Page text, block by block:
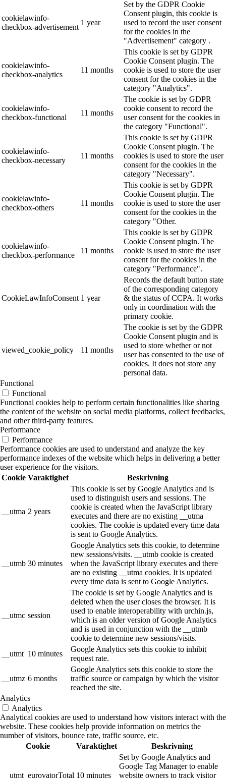
cookielawinfo-
checkbox-advertisement
1 year
Set by the GDPR Cookie
Consent plugin, this cookie is
used to record the user consent
for the cookies in the
"Advertisement" category .
cookielawinfo-
checkbox-analytics
11 months
This cookie is set by GDPR
Cookie Consent plugin. The
cookie is used to store the user
consent for the cookies in the
category "Analytics".
cookielawinfo-
checkbox-functional
11 months
The cookie is set by GDPR
cookie consent to record the
user consent for the cookies in
the category "Functional".
cookielawinfo-
checkbox-necessary
11 months
This cookie is set by GDPR
Cookie Consent plugin. The
cookies is used to store the user
consent for the cookies in the
category "Necessary".
cookielawinfo-
checkbox-others
11 months
This cookie is set by GDPR
Cookie Consent plugin. The
cookie is used to store the user
consent for the cookies in the
category "Other.
cookielawinfo-
checkbox-performance
11 months
This cookie is set by GDPR
Cookie Consent plugin. The
cookie is used to store the user
consent for the cookies in the
category "Performance".
CookieLawInfoConsent 1 year
Records the default button state
of the corresponding category
& the status of CCPA. It works
only in coordination with the
primary cookie.
viewed_cookie_policy 11 months
The cookie is set by the GDPR
Cookie Consent plugin and is
used to store whether or not
user has consented to the use of
cookies. It does not store any
personal data.
Functional
Functional
Functional cookies help to perform certain functionalities like sharing
the content of the website on social media platforms, collect feedbacks,
and other third-party features.
Performance
Performance
Performance cookies are used to understand and analyze the key
performance indexes of the website which helps in delivering a better
user experience for the visitors.
Cookie Varaktighet Beskrivning
__utma 2 years
This cookie is set by Google Analytics and is
used to distinguish users and sessions. The
cookie is created when the JavaScript library
executes and there are no existing __utma
cookies. The cookie is updated every time data
is sent to Google Analytics.
__utmb 30 minutes
Google Analytics sets this cookie, to determine
new sessions/visits. __utmb cookie is created
when the JavaScript library executes and there
are no existing __utma cookies. It is updated
every time data is sent to Google Analytics.
__utmc session
The cookie is set by Google Analytics and is
deleted when the user closes the browser. It is
used to enable interoperability with urchin.js,
which is an older version of Google Analytics
and is used in conjunction with the __utmb
cookie to determine new sessions/visits.
__utmt 10 minutes
Google Analytics sets this cookie to inhibit
request rate.
__utmz 6 months
Google Analytics sets this cookie to store the
traffic source or campaign by which the visitor
reached the site.
Analytics
Analytics
Analytical cookies are used to understand how visitors interact with the
website. These cookies help provide information on metrics the
number of visitors, bounce rate, traffic source, etc.
Cookie
Varaktighet Beskrivning
__utmt_eurovatorTotal 10 minutes
Set by Google Analytics and
Google Tag Manager to enable
website owners to track visitor